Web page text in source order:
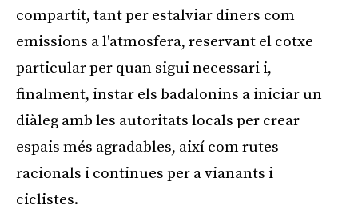
compartit, tant per estalviar diners com
emissions a l'atmosfera, reservant el cotxe
particular per quan sigui necessari i,
finalment, instar els badalonins a iniciar un
diàleg amb les autoritats locals per crear
espais més agradables, així com rutes
racionals i continues per a vianants i
ciclistes.